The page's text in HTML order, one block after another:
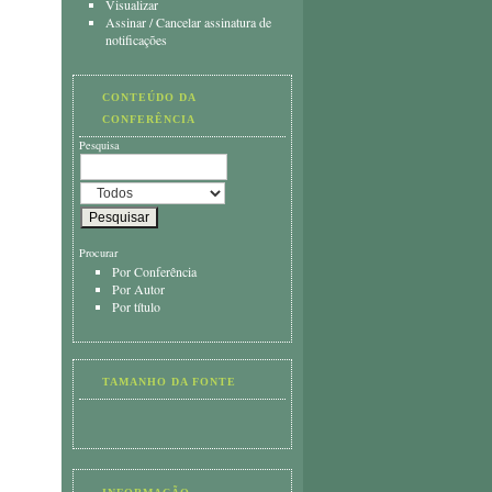
Visualizar
Assinar/Cancelar assinatura de
notificações
CONTEÚDO DA
CONFERÊNCIA
Pesquisa
Procurar
Por Conferência
Por Autor
Por título
TAMANHO DA FONTE